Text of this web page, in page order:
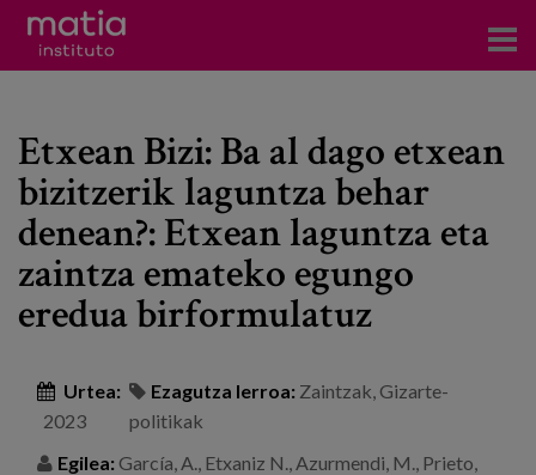
Ikerkuntza
Argitalpenak
Foroetan parte hartzea
Kontsultoretza
Gertaerak
Berriak
Etxean Bizi: Ba al dago etxean
bizitzerik laguntza behar
denean?: Etxean laguntza eta
zaintza emateko egungo
eredua birformulatuz
Urtea:
2023
Ezagutza lerroa: Zaintzak,Gizarte-
politikak
Egilea:García, A., Etxaniz N., Azurmendi, M., Prieto,